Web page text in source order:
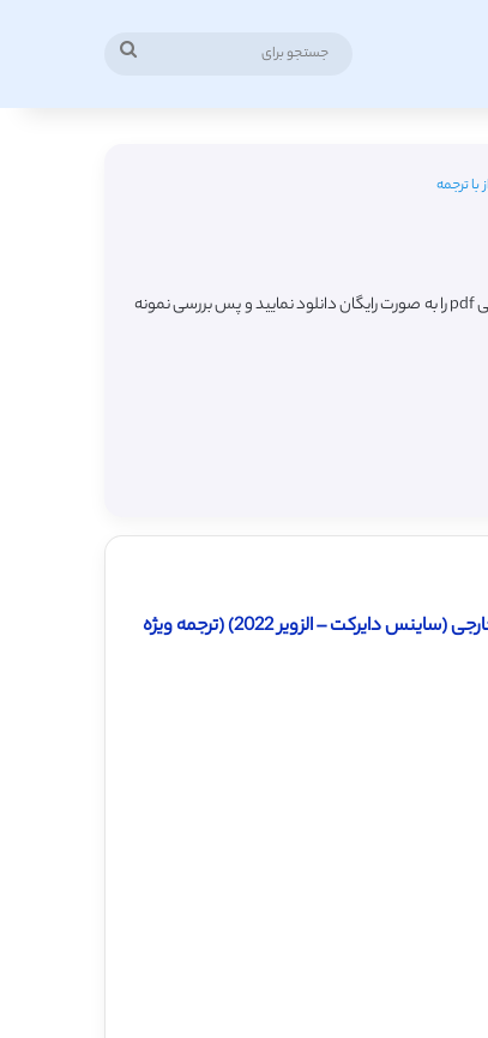
با ترجمه
در این صفحه شاهد لیست جدیدترین مقالات ترجمه شده رشته مراقبت پرواز (Flying Care) از مجلات معتبر خارجی میباشید که به راحتی قادر هستید مقاله انگلیسی pdf را به صورت رایگان دانلود نمایید و پس بررسی نمونه
دانلود ترجمه مقاله حمله قوی تعاونی چند موشک با تاخیر ارتباطی و اختلالات خارجی (ساینس دایرکت – الزویر 2022) (ترجمه ویژه